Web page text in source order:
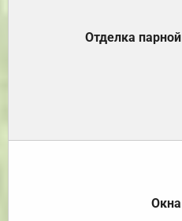
Отделка парной
Окна